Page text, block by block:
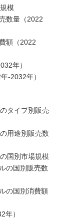
模
数量（2022
額（2022
年）
-2032年）
タイプ別販売
用途別販売数
国別市場規模
の国別販売数
の国別消費額
年）